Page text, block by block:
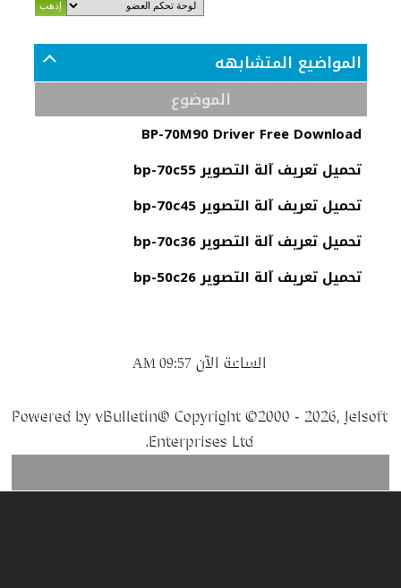
المواضيع المتشابهه
الموضوع
BP-70M90 Driver Free Download
تحميل تعريف آلة التصوير bp-70c55
تحميل تعريف آلة التصوير bp-70c45
تحميل تعريف آلة التصوير bp-70c36
تحميل تعريف آلة التصوير bp-50c26
الساعة الآن 09:57 AM
Powered by vBulletin® Copyright ©2000 - 2026, Jelsoft
Enterprises Ltd.